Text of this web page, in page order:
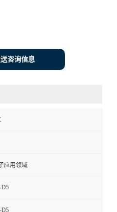
咨询信息
应用领域
D5
D5